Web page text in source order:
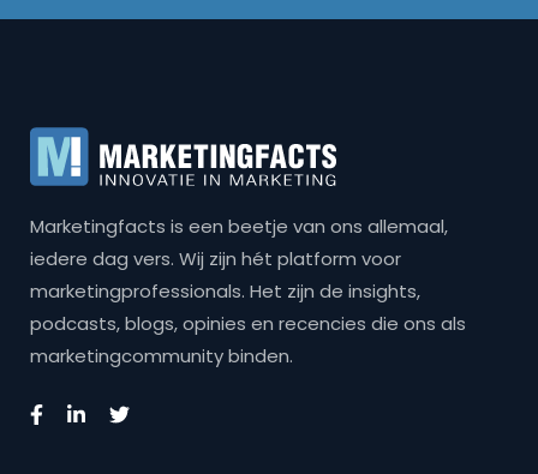
Marketingfacts is een beetje van ons allemaal,
iedere dag vers. Wij zijn hét platform voor
marketingprofessionals. Het zijn de insights,
podcasts, blogs, opinies en recencies die ons als
marketingcommunity binden.